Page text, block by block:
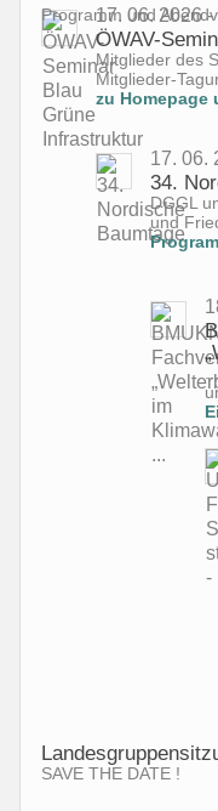
Programm und
17. 06. 2026
ÖWAV-
Mitglieder des
Mitglieder-
zu Homepage
17. 06.
34.
DGGL
und
SAVE THE DATE !